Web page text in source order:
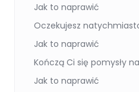
Jak to naprawić
Oczekujesz
Jak to naprawić
Kończą Ci się pomysły
Jak to naprawić